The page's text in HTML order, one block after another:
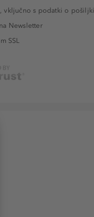
vključno s podatki o pošiljki
Newsletter
SSL